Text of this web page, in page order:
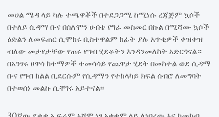
መሀል ሜዳ ላይ ካሉ ተጫዋቾች በተደጋጋሚ ከሚነሱ ረጃጅም ኳሶች
በተለይ ሲዳማ ቡና በሰለሞን ሀብቴ የግራ መስመር በኩል በሚሻሙ ኳሶች
ዕድልን ለመፍጠር ሲሞከሩ ቢስተዋልም ከፊት ያሉ አጥቂዎች ቀዝቀዝ
ብለው መታየታቸው የጠሩ የግብ ሂደቶትን እንዳንመለከት አድርጎናል።
በአንፃሩ ሀዋሳ ከተማዎች ተመሳሳይ የጨዋታ ሂደት በመከተል ወደ ሲዳማ
ቡና የግብ ክልል ቢደርሱም የሲዳማን የተከላካይ ክፍል ሰብሮ ለመግባት
በተወሰነ መልኩ ሲቸገሩ አይተናል፡፡